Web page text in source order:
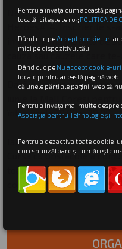
Ne bucurăm că ești
Heroes#14. Înscrierile s-
implica până pe data de
cauza sau cauzele care
Dacă te-ai înscris deja
între orele 10:00 și 19:00.
Iar pe 14 iunie la Lacul
Cursa cu obstacole a
toate cauzele și să
comunitate.
Pentru a învața cum această
locală, citește te rogPOLITICA DE
Dând clic peAccept cookie-uri
mici pe dispozitivul tău.
Dând clic pe Nu accept cookie-uri
locale pentru această pagină
că unele părți ale paginii web să
Pentru a învăța mai multe
Asociația pentru Tehnologie și
Pentru a dezactiva toate cookie-
corespunzătoare și urmărește